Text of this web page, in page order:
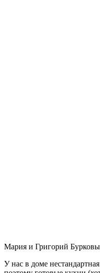
Мария и Григорий Бурковы
У нас в доме